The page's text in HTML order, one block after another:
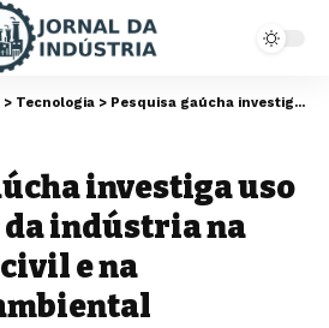
> Tecnologia > Pesquisa gaúcha investiga uso de resíduos da indústria na construção civil e na tecnologia ambiental
investiga uso
da indústria na
e na